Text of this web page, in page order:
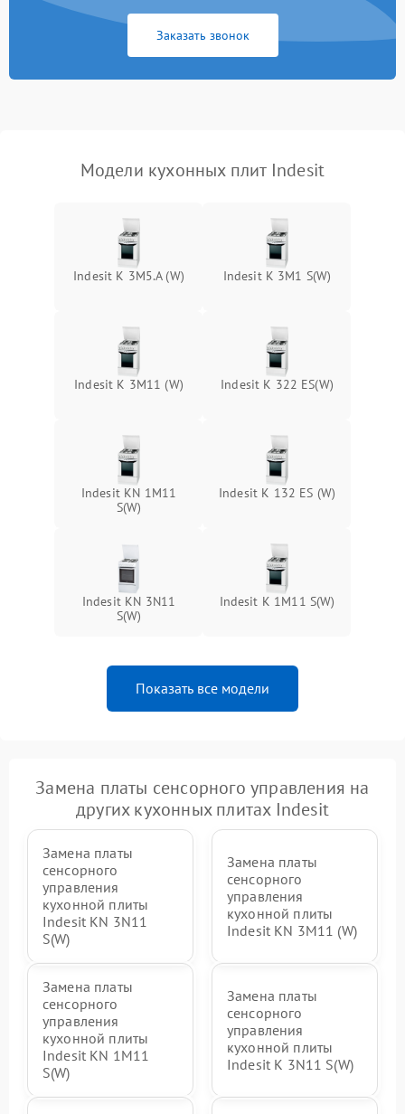
Заказать звонок
Модели кухонных плит Indesit
Indesit K 3M5.A (W) Indesit K 3M1 S(W)
Indesit K 3M11 (W) Indesit K 322 ES(W)
Indesit KN 1M11
S(W)
Indesit K 132 ES (W)
Indesit KN 3N11
S(W)
Indesit K 1M11 S(W)
Показать все модели
Замена платы сенсорного управления на
других кухонных плитах Indesit
Замена платы
сенсорного
управления
кухонной плиты
Indesit KN 3N11
S(W)
Замена платы
сенсорного
управления
кухонной плиты
Indesit KN 3M11 (W)
Замена платы
сенсорного
управления
кухонной плиты
Indesit KN 1M11
S(W)
Замена платы
сенсорного
управления
кухонной плиты
Indesit K 3N11 S(W)